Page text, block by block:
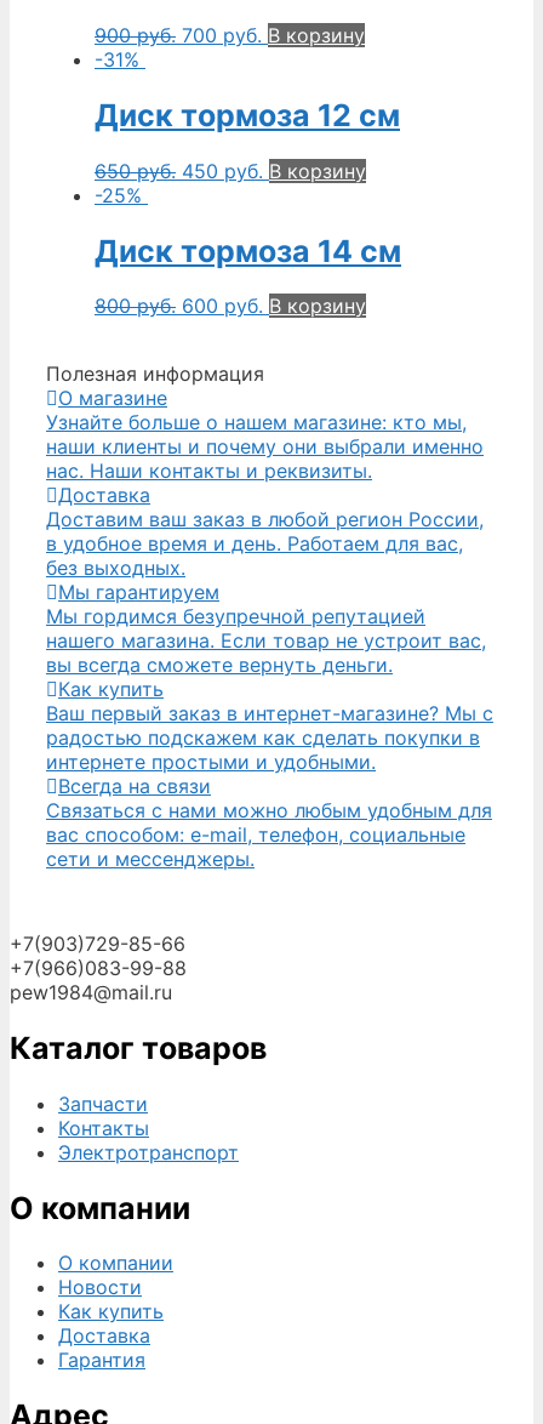
900руб. 700 руб. В корзину
-31%
Диск тормоза 12 см
650руб. 450 руб. В корзину
-25%
Диск тормоза 14 см
800руб. 600 руб. В корзину
Полезная информация
О магазине
Узнайте больше о нашем магазине: кто мы,
наши клиенты и почему они выбрали именно
нас. Наши контакты и реквизиты.
Доставка
Доставим ваш заказ в любой регион России,
в удобное время и день. Работаем для вас,
без выходных.
Мы гарантируем
Мы гордимся безупречной репутацией
нашего магазина. Если товар не устроит вас,
вы всегда сможете вернуть деньги.
Как купить
Ваш первый заказ в интернет-магазине? Мы с
радостью подскажем как сделать покупки в
интернете простыми и удобными.
Всегда на связи
Связаться с нами можно любым удобным для
вас способом: e-mail, телефон, социальные
сети и мессенджеры.
+7(903)729-85-66
+7(966)083-99-88
pew1984@mail.ru
Каталог товаров
Запчасти
Контакты
Электротранспорт
О компании
О компании
Новости
Как купить
Доставка
Гарантия
Адрес